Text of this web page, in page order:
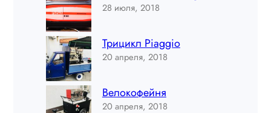
28 июля, 2018
Трицикл Piaggio
20 апреля, 2018
Велокофейня
20 апреля, 2018